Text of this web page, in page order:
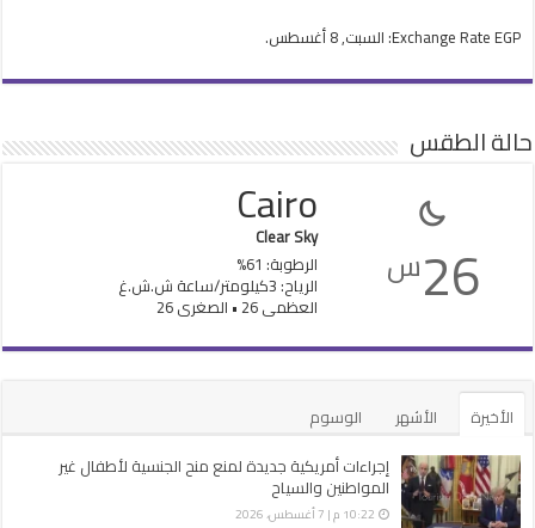
Exchange Rate EGP : السبت, 8 أغسطس.
حالة الطقس
26س
Cairo
Clear Sky
الرطوبة: 61%
الرياح: 3كيلومتر/ساعة ش.ش.غ
العظمى 26 • الصغرى 26
الأخيرة الأشهر
الوسوم
إجراءات أمريكية جديدة لمنع منح الجنسية لأطفال غير
المواطنين والسياح
10:22 م | 7 أغسطس، 2026